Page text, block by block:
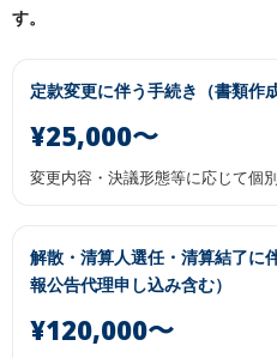
す。
定款変更に伴う手続き（書類作
¥25,000〜
変更内容・決議形態等に応じて個
解散・清算人選任・清算結了に
報公告代理申し込み含む）
¥120,000〜